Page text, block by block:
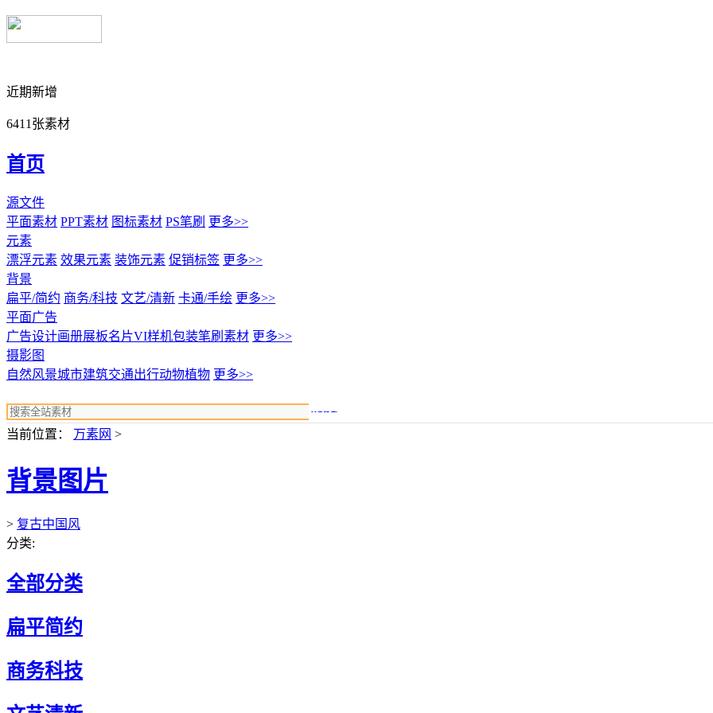
近期新增
6411张素材
首页
源文件
平面素材 PPT素材 图标素材 PS笔刷 更多>>
元素
漂浮元素 效果元素 装饰元素 促销标签 更多>>
背景
扁平/简约 商务/科技 文艺/清新 卡通/手绘 更多>>
平面广告
广告设计画册展板名片VI样机包装笔刷素材 更多>>
摄影图
自然风景城市建筑交通出行动物植物 更多>>
当前位置： 万素网 >
背景图片
> 复古中国风
分类:
全部分类
扁平简约
商务科技